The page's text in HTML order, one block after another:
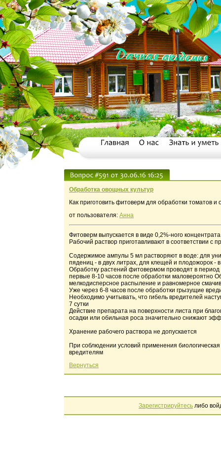
Обработка овощных культур
Как приготовить фитоверм для обработки томатов и
от пользователя: Анна
Фитоверм выпускается в виде 0,2%-ного
Рабочий раствор приготавливают в соответствии с
Содержимое ампулы 5 мл растворяют в воде: для
пядениц - в двух литрах, для клещей и плодожорок -
Обработку растений фитовермом проводят в период
первые 8-10 часов после обработки маловероятно
мелкодисперсное распыление и равномерное
Уже через 6-8 часов после обработки грызущие
Необходимо учитывать, что гибель вредителей
7 сутки
Действие препарата на поверхности листа при
осадки или обильная роса значительно снижают
Хранение рабочего раствора не допускается
При соблюдении условий применения
вредителям
Вернуться
Зарегистрируйтесь либо